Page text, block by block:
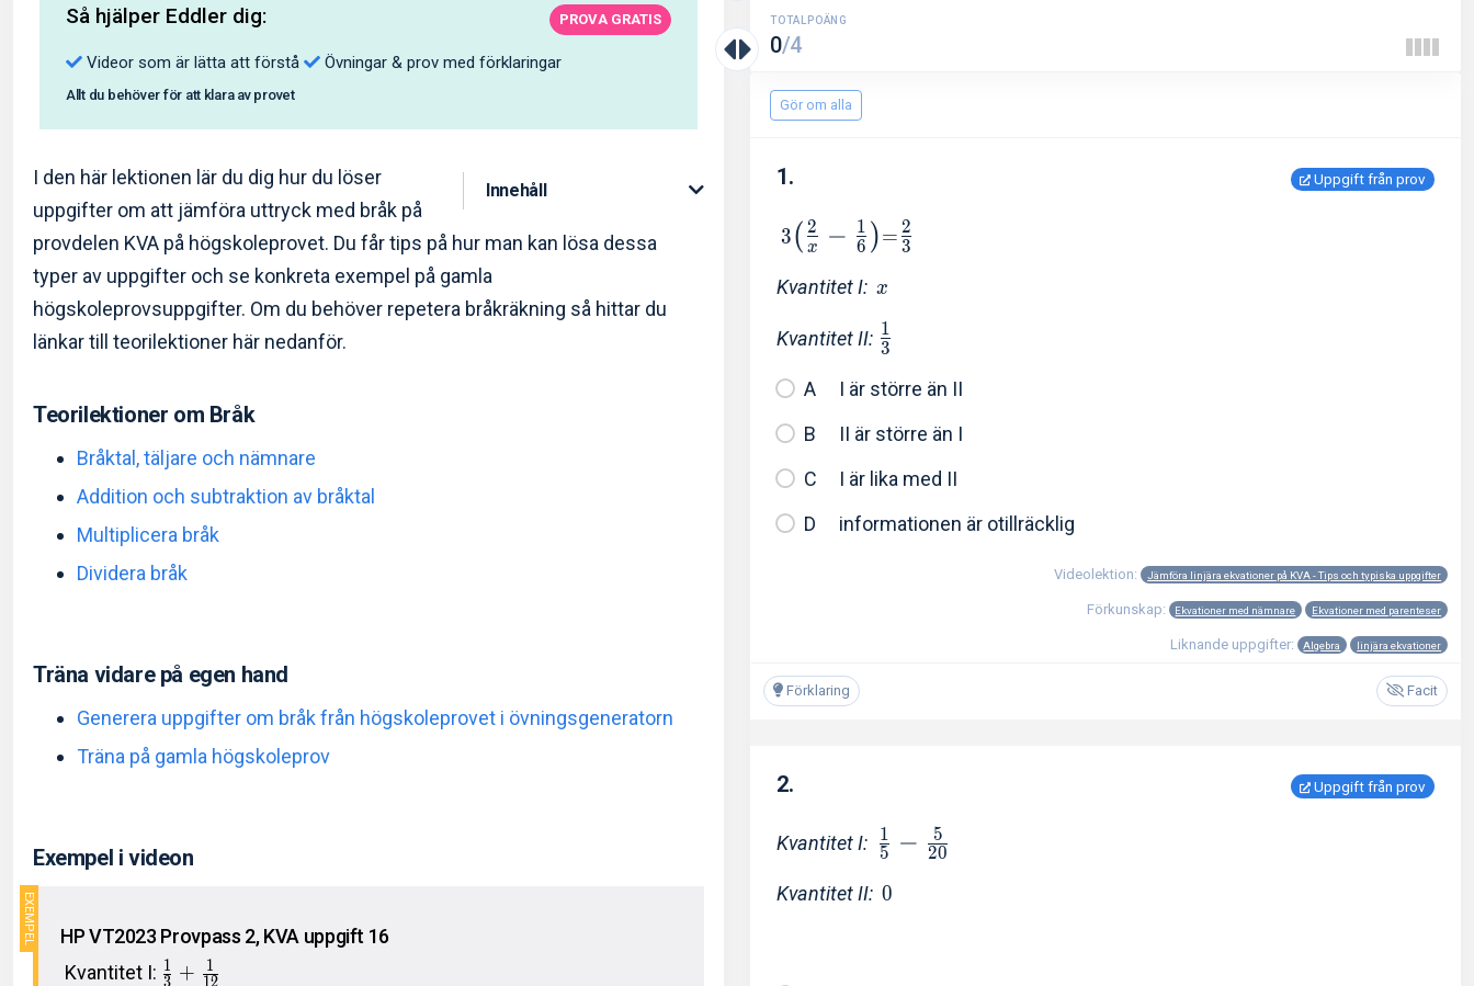
PROVA GRATIS
Så hjälper Eddler dig:
Videor som är lätta att förstå Övningar & prov med förklaringar
Allt du behöver för att klara av provet
Innehåll
I den här lektionen lär du dig hur du löser
uppgifter om att jämföra uttryck med bråk på
provdelen KVA på högskoleprovet. Du får tips på hur man kan lösa dessa
typer av uppgifter och se konkreta exempel på gamla
högskoleprovsuppgifter. Om du behöver repetera bråkräkning så hittar du
länkar till teorilektioner här nedanför.
Teorilektioner om Bråk
Bråktal, täljare och nämnare
Addition och subtraktion av bråktal
Multiplicera bråk
Dividera bråk
Träna vidare på egen hand
Generera uppgifter om bråk från högskoleprovet i övningsgeneratorn
Träna på gamla högskoleprov
Exempel i videon
HP VT2023 Provpass 2, KVA uppgift 16
Kvantitet I: 3
1 + 12
1
TOTALPOÄNG
0/4
Gör om alla
1. Uppgift från prov
3( x
2 − 6
1 )= 3
2
Kvantitet I: x
Kvantitet II: 3
1
I är större än II
II är större än I
I är lika med II
informationen är otillräcklig
Videolektion: Jämföra linjära ekvationer på KVA - Tips och typiska uppgifter
Förkunskap: Ekvationer med nämnare Ekvationer med parenteser
Liknande uppgifter: Algebra linjära ekvationer
Förklaring Facit
2. Uppgift från prov
Kvantitet I: 5
1 − 20
5
Kvantitet II: 0